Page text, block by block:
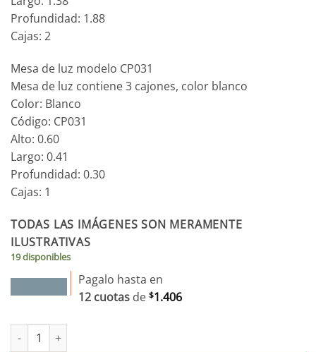
Profundidad: 1.88
Cajas: 2
Mesa de luz modelo CP031
Mesa de luz contiene 3 cajones, color blanco
Color: Blanco
Código: CP031
Alto: 0.60
Largo: 0.41
Profundidad: 0.30
Cajas: 1
TODAS LAS IMÁGENES SON MERAMENTE
ILUSTRATIVAS
19 disponibles
Pagalo hasta en
12 cuotas de $1.406
Juego De Dormitorio Sommier 2 Plazas + 2 Mesas De Luz